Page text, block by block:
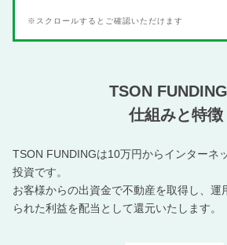
※スクロールするとご確認いただけます
TSON
仕組みと特徴
TSON FUNDINGは10万円からインターネ
投資です。
お客様からの出資金で不動産を取得し、運
られた利益を配当として還元いたします。